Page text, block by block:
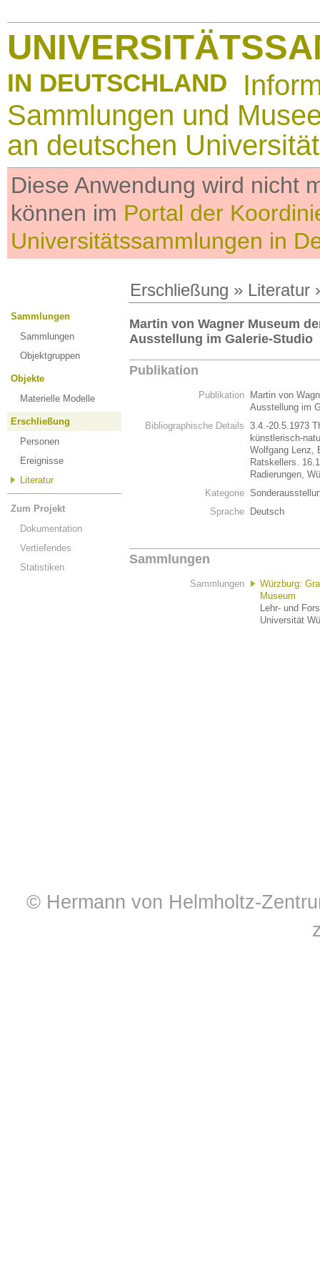
IN DEUTSCHLAND
Sammlungen und
an deutschen
Diese Anwendung wird nicht
können im Portal der
Universitätssammlungen in
Erschließung » Literatur
Sammlungen
Sammlungen
Objektgruppen
Objekte
Materielle Modelle
Erschließung
Personen
Ereignisse
Literatur
Zum Projekt
Dokumentation
Vertiefendes
Statistiken
Martin von Wagner Museum
Ausstellung im Galerie-Studio
Publikation
Publikation
Martin von
Ausstellung im
Bibliographische Details 3.4.-20.5.1973
künstlerisch-
Wolfgang Lenz,
Ratskellers.
Radierungen,
Kategorie
Sprache
Deutsch
Sammlungen
Sammlungen
Würzburg:
Museum
Lehr- und
Universität
© Hermann von Helmholtz-